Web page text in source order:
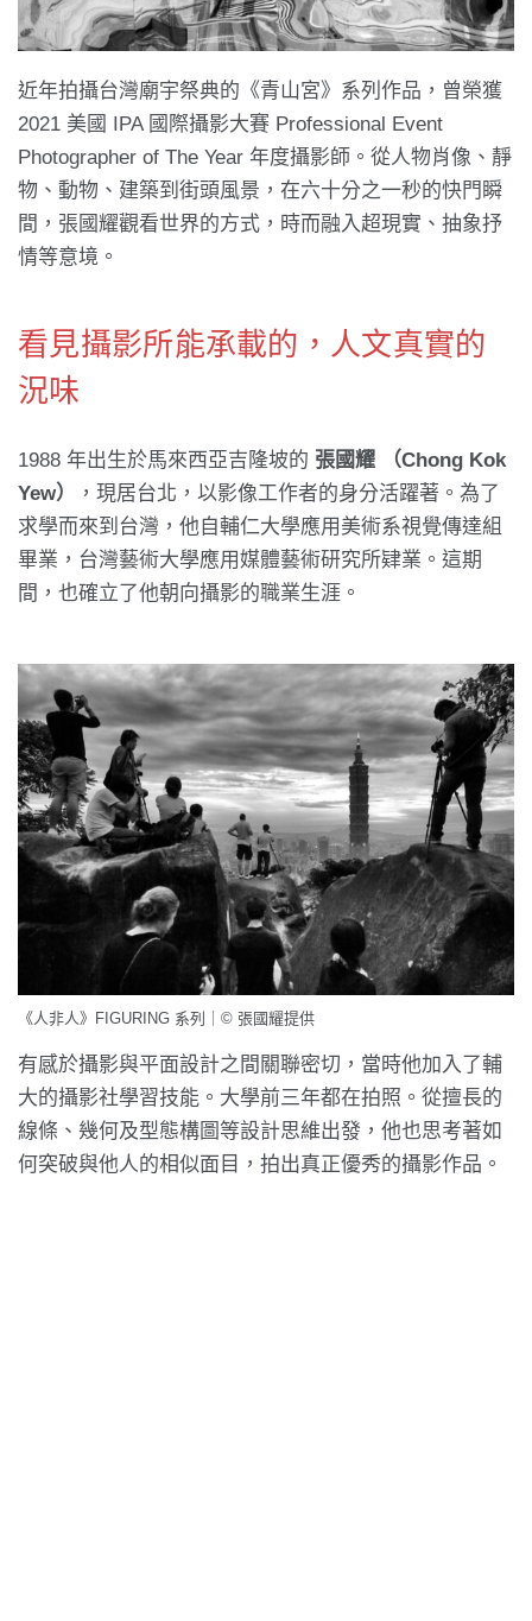
近年拍攝台灣廟宇祭典的《青山宮》系列作品，曾榮獲
2021 美國 IPA 國際攝影大賽 Professional Event
Photographer of The Year 年度攝影師。從人物肖像、靜
物、動物、建築到街頭風景，在六十分之一秒的快門瞬
間，張國耀觀看世界的方式，時而融入超現實、抽象抒
情等意境。
看見攝影所能承載的，人文真實的
況味
1988 年出生於馬來西亞吉隆坡的 張國耀 （Chong Kok
Yew）
，現居台北，以影像工作者的身分活躍著。為了
求學而來到台灣，他自輔仁大學應用美術系視覺傳達組
畢業，台灣藝術大學應用媒體藝術研究所肄業。這期
間，也確立了他朝向攝影的職業生涯。
《人非人》FIGURING 系列｜© 張國耀提供
有感於攝影與平面設計之間關聯密切，當時他加入了輔
大的攝影社學習技能。大學前三年都在拍照。從擅長的
線條、幾何及型態構圖等設計思維出發，他也思考著如
何突破與他人的相似面目，拍出真正優秀的攝影作品。